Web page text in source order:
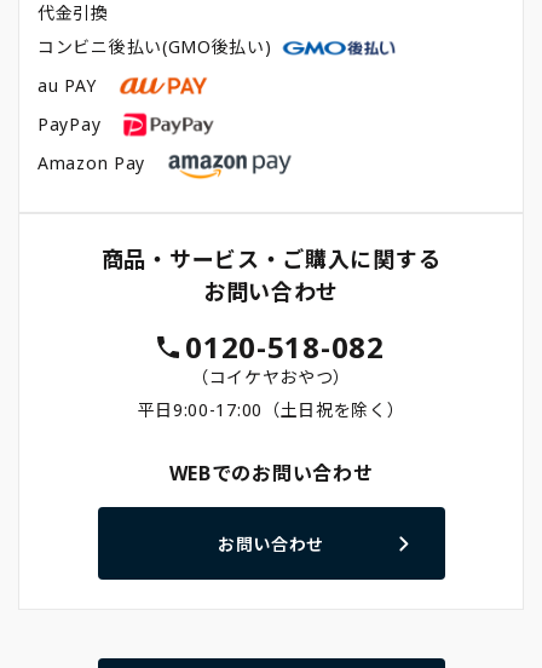
代金引換
コンビニ後払い(GMO後払い)
au PAY
PayPay
Amazon Pay
商品・サービス・ご購入に関する
お問い合わせ
0120-518-082
（コイケヤおやつ）
平日9:00-17:00（土日祝を除く）
WEBでのお問い合わせ
お問い合わせ